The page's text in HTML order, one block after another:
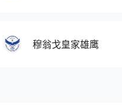
穆翁戈皇家雄鹰